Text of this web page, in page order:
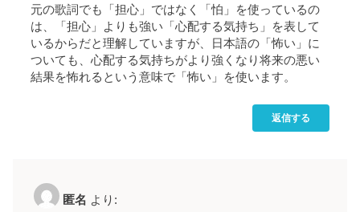
元の歌詞でも「担心」ではなく「怕」を使っているの
は、「担心」よりも強い「心配する気持ち」を表して
いるからだと理解していますが、日本語の「怖い」に
ついても、心配する気持ちがより強くなり将来の悪い
結果を怖れるという意味で「怖い」を使います。
返信する
匿名 より: